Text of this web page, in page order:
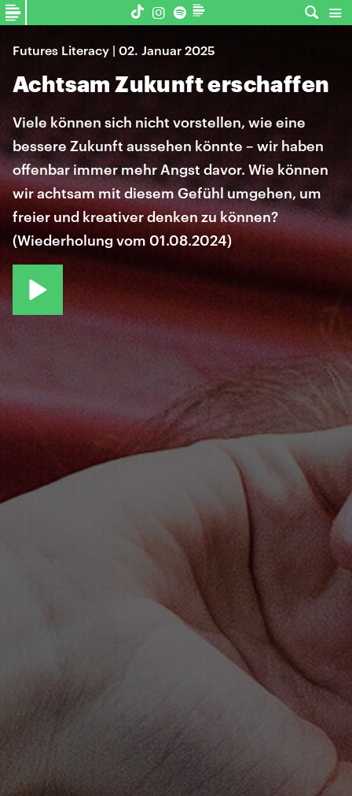
Futures Literacy | 02. Januar 2025
Achtsam Zukunft erschaffen
Viele können sich nicht vorstellen, wie eine
bessere Zukunft aussehen könnte – wir haben
offenbar immer mehr Angst davor. Wie können
wir achtsam mit diesem Gefühl umgehen, um
freier und kreativer denken zu können?
(Wiederholung vom 01.08.2024)